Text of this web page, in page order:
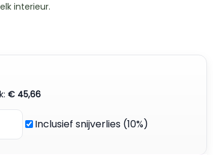
interieur.
€ 45,66
Inclusief snijverlies (10%)